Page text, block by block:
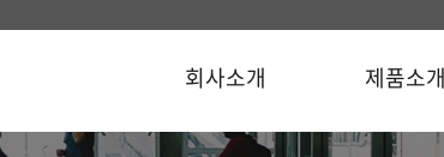
회사소개 제품소개